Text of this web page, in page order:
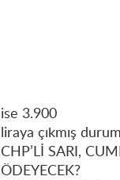
ise 3.900
liraya çıkmış
CHP’Lİ SARI,
ÖDEYECEK?